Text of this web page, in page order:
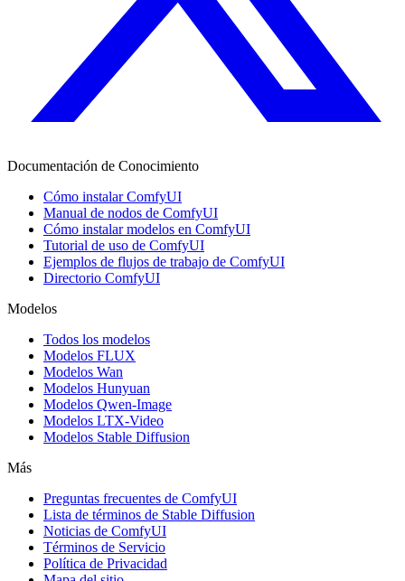
Documentación de Conocimiento
Cómo instalar ComfyUI
Manual de nodos de ComfyUI
Cómo instalar modelos en ComfyUI
Tutorial de uso de ComfyUI
Ejemplos de flujos de trabajo de ComfyUI
Directorio ComfyUI
Modelos
Todos los modelos
Modelos FLUX
Modelos Wan
Modelos Hunyuan
Modelos Qwen-Image
Modelos LTX-Video
Modelos Stable Diffusion
Más
Preguntas frecuentes de ComfyUI
Lista de términos de Stable Diffusion
Noticias de ComfyUI
Términos de Servicio
Política de Privacidad